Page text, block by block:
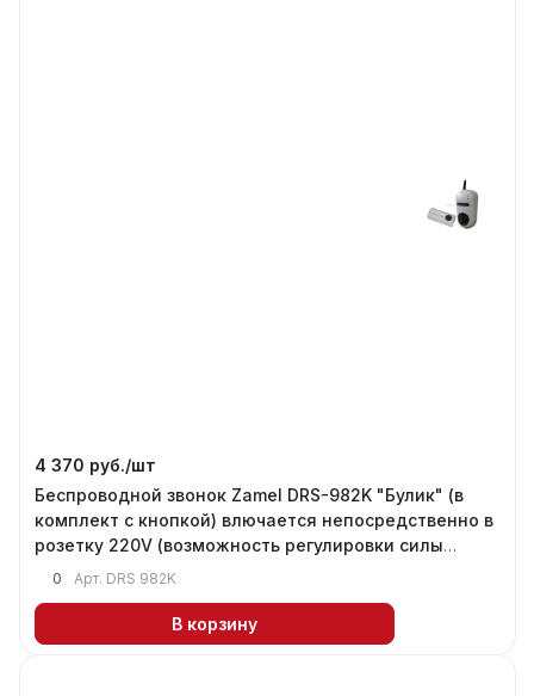
4 370 руб./шт
Беспроводной звонок Zamel DRS-982K "Булик" (в
комплект с кнопкой) влючается непосредственно в
розетку 220V (возможность регулировки силы
звука)
0 Арт. DRS 982K
В корзину